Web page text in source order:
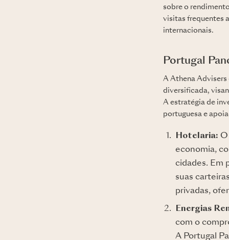
sobre o
visitas frequentes
internacionais.
Portugal
A Athena Advisers
diversificada,
A estratégia de
portuguesa e
Hotelaria:
economia,
cidades. Em
suas
privadas,
Energias
com o
A Portugal